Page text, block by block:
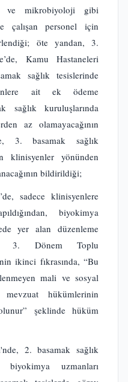
ve mikrobiyoloji gibi
çalışan personel için
öte yandan, 3.
Kamu Hastaneleri
sağlık tesislerinde
ait ek ödeme
sağlık kuruluşlarında
az olamayacağının
3. basamak sağlık
klinisyenler yönünden
bildirildiği;
sadece klinisyenlere
biyokimya
yer alan düzenleme
3. Dönem Toplu
ikinci fıkrasında, “Bu
mali ve sosyal
hükümlerinin
şeklinde hüküm
2. basamak sağlık
uzmanları